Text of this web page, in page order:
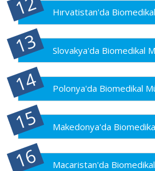
Hırvatistan'da
Slovakya'da Biomedikal
Polonya'da Biomedikal
Makedonya'da
Macaristan'da